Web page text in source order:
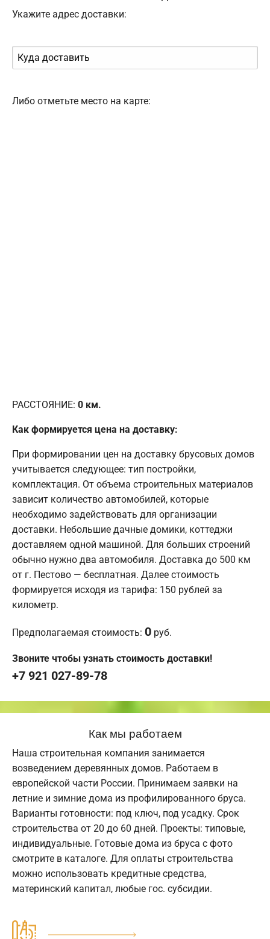
Укажите адрес доставки:
Либо отметьте место на карте:
РАССТОЯНИЕ: 0 км.
Как формируется цена на доставку:
При формировании цен на доставку брусовых домов
учитывается следующее: тип постройки,
комплектация. От объема строительных материалов
зависит количество автомобилей, которые
необходимо задействовать для организации
доставки. Небольшие дачные домики, коттеджи
доставляем одной машиной. Для больших строений
обычно нужно два автомобиля. Доставка до 500 км
от г. Пестово — бесплатная. Далее стоимость
формируется исходя из тарифа: 150 рублей за
километр.
Предполагаемая стоимость: 0 руб.
Звоните чтобы узнать стоимость доставки!
+7 921 027-89-78
Как мы работаем
Наша строительная компания занимается
возведением деревянных домов. Работаем в
европейской части России. Принимаем заявки на
летние и зимние дома из профилированного бруса.
Варианты готовности: под ключ, под усадку. Срок
строительства от 20 до 60 дней. Проекты: типовые,
индивидуальные. Готовые дома из бруса с фото
смотрите в каталоге. Для оплаты строительства
можно использовать кредитные средства,
материнский капитал, любые гос. субсидии.